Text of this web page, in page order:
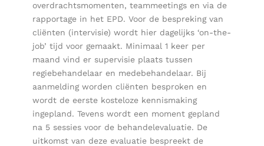
overdrachtsmomenten, teammeetings en via de
rapportage in het EPD. Voor de bespreking van
cliënten (intervisie) wordt hier dagelijks ‘on-the-
job’ tijd voor gemaakt. Minimaal 1 keer per
maand vind er supervisie plaats tussen
regiebehandelaar en medebehandelaar. Bij
aanmelding worden cliënten besproken en
wordt de eerste kosteloze kennismaking
ingepland. Tevens wordt een moment gepland
na 5 sessies voor de behandelevaluatie. De
uitkomst van deze evaluatie bespreekt de